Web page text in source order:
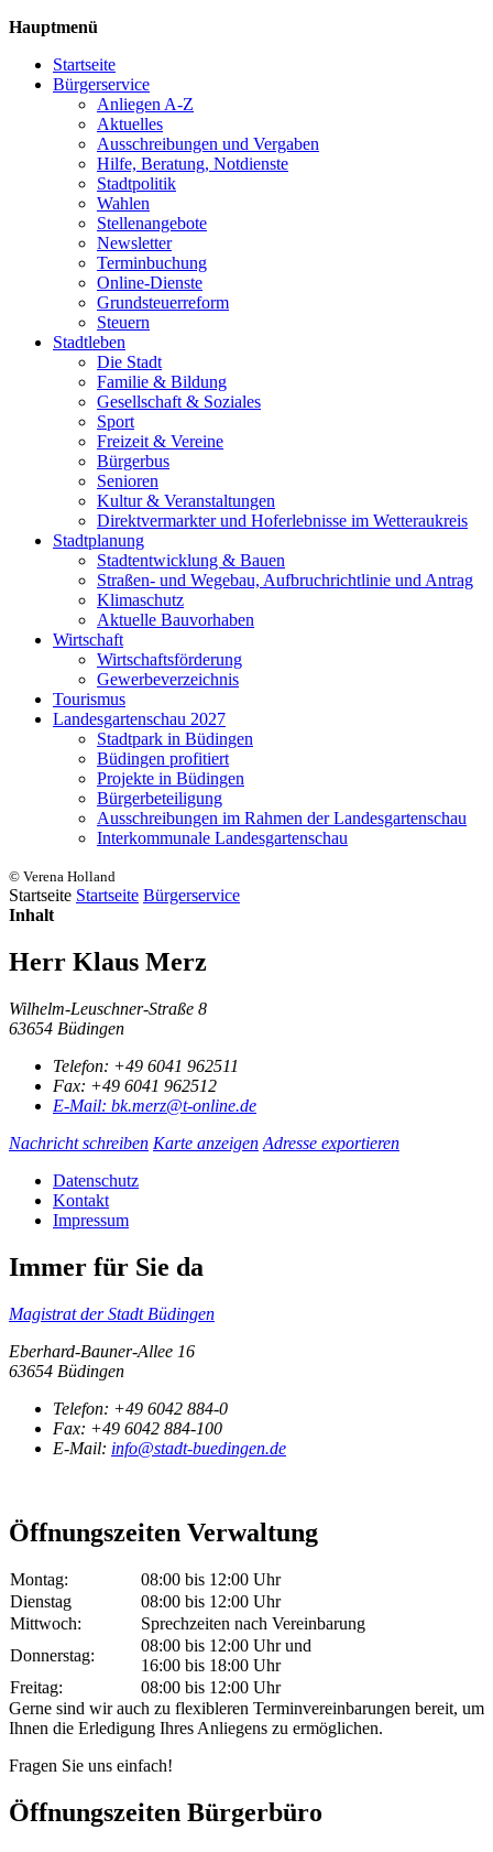
Hauptmenü
Startseite
Bürgerservice
Anliegen A-Z
Aktuelles
Ausschreibungen und Vergaben
Hilfe, Beratung, Notdienste
Stadtpolitik
Wahlen
Stellenangebote
Newsletter
Terminbuchung
Online-Dienste
Grundsteuerreform
Steuern
Stadtleben
Die Stadt
Familie & Bildung
Gesellschaft & Soziales
Sport
Freizeit & Vereine
Bürgerbus
Senioren
Kultur & Veranstaltungen
Direktvermarkter und Hoferlebnisse im Wetteraukreis
Stadtplanung
Stadtentwicklung & Bauen
Straßen- und Wegebau, Aufbruchrichtlinie und Antrag
Klimaschutz
Aktuelle Bauvorhaben
Wirtschaft
Wirtschaftsförderung
Gewerbeverzeichnis
Tourismus
Landesgartenschau 2027
Stadtpark in Büdingen
Büdingen profitiert
Projekte in Büdingen
Bürgerbeteiligung
Ausschreibungen im Rahmen der Landesgartenschau
Interkommunale Landesgartenschau
© Verena Holland
Startseite Startseite Bürgerservice
Inhalt
Herr Klaus Merz
Wilhelm-Leuschner-Straße 8
63654 Büdingen
Telefon: +49 6041 962511
Fax: +49 6041 962512
E-Mail: bk.merz@t-online.de
Nachricht schreiben Karte anzeigen Adresse exportieren
Datenschutz
Kontakt
Impressum
Immer für Sie da
Magistrat der Stadt Büdingen
Eberhard-Bauner-Allee 16
63654 Büdingen
Telefon: +49 6042 884-0
Fax: +49 6042 884-100
E-Mail: info@stadt-buedingen.de
Öffnungszeiten Verwaltung
Montag:
08:00 bis 12:00 Uhr
Dienstag
08:00 bis 12:00 Uhr
Mittwoch:
Sprechzeiten nach Vereinbarung
Donnerstag:
08:00 bis 12:00 Uhr und
16:00 bis 18:00 Uhr
Freitag:
08:00 bis 12:00 Uhr
Gerne sind wir auch zu flexibleren Terminvereinbarungen bereit, um
Ihnen die Erledigung Ihres Anliegens zu ermöglichen.
Fragen Sie uns einfach!
Öffnungszeiten Bürgerbüro